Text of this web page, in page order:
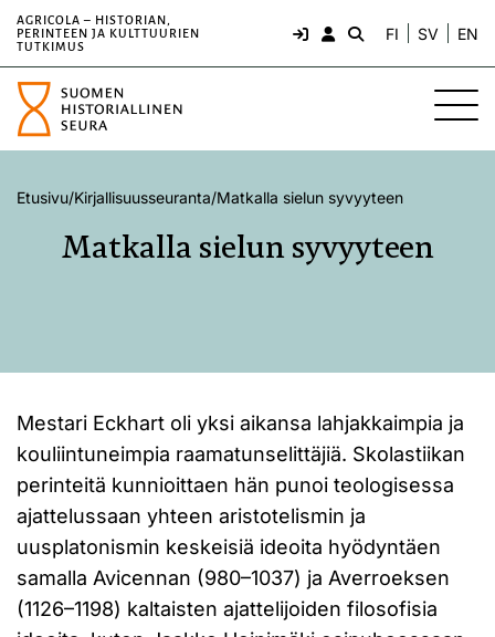
AGRICOLA – HISTORIAN,
PERINTEEN JA KULTTUURIEN
TUTKIMUS
FI SV EN
Etusivu/Kirjallisuusseuranta/Matkalla sielun syvyyteen
Matkalla sielun syvyyteen
Mestari Eckhart oli yksi aikansa lahjakkaimpia ja
kouliintuneimpia raamatunselittäjiä. Skolastiikan
perinteitä kunnioittaen hän punoi teologisessa
ajattelussaan yhteen aristotelismin ja
uusplatonismin keskeisiä ideoita hyödyntäen
samalla Avicennan (980–1037) ja Averroeksen
(1126–1198) kaltaisten ajattelijoiden filosofisia